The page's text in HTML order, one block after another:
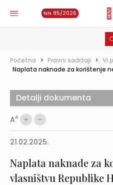
NN 85/2026
Početna > Pravni sadržaji > Vi
Naplata naknade za korištenje
AA
21.02.2025.
Naplata naknade za
vlasništvu Republike
Detalji dokumenta